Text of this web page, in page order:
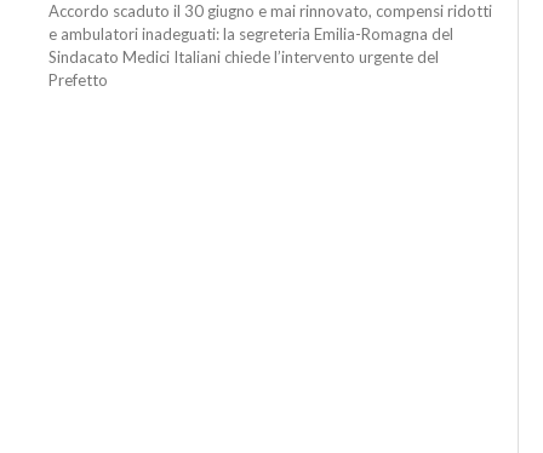
Accordo scaduto il 30 giugno e mai rinnovato, compensi ridotti
e ambulatori inadeguati: la segreteria Emilia-Romagna del
Sindacato Medici Italiani chiede l’intervento urgente del
Prefetto